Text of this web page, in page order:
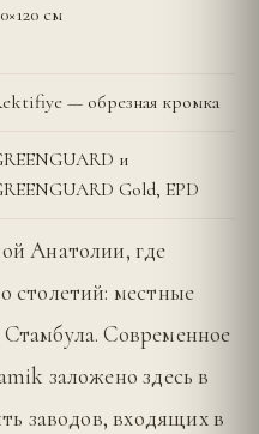
см
— обрезная кромка
и
Gold, EPD
Анатолии, где
столетий: местные
Современное
заложено здесь в
заводов, входящих в